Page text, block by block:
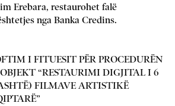
Erebara, restaurohet falë
nga Banka Credins.
I FITUESIT PËR PROCEDURËN
“RESTAURIMI DIGJITAL I 6
FILMAVE ARTISTIKË